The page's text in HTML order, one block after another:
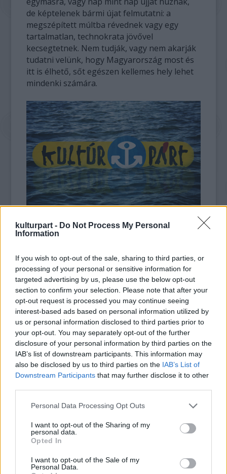
kulturpart - Do Not Process My Personal
Information
If you wish to opt-out of the sale, sharing to third parties, or
processing of your personal or sensitive information for
targeted advertising by us, please use the below opt-out
section to confirm your selection. Please note that after your
opt-out request is processed you may continue seeing
interest-based ads based on personal information utilized by
us or personal information disclosed to third parties prior to
your opt-out. You may separately opt-out of the further
disclosure of your personal information by third parties on the
IAB’s list of downstream participants. This information may
also be disclosed by us to third parties on the IAB’s List of
Downstream Participants that may further disclose it to other
Please note that this website/app uses one or more Google
not limited to your visit or usage behaviour. You may click to
grant or deny consent to Google and its third-party tags to
use your data for below specified purposes in below Google
consent section.
Personal Data Processing Opt Outs
I want to opt-out of the Sharing of my
personal data.
Opted In
I want to opt-out of the Sale of my
Personal Data.
de képtelenek bármi újat felmutatni: a
megszépített múltba révednek vagy egy
tartalmatlan, technokrata jövővel
kecsegtetnek. Nem tudják, vagy nem akarják
tudatni velünk, hogy Magyarország most és
itt is élhető, sőt egészen kellemes hely lehet
mindenki számára.
Mindazokat szeretettel várjuk, akiknek
a Másik Magyarországnak a létezéséről: első
lépésbene virtuális fórumonbemutatva
értékeit, kis- és nagyszerűségeit. A
MásikMagyarországot sem kitalálni, sem
megálmodni nem kell, és éppen ebben rejlik
egyedülállósága: olyan hely ugyanis, ahol
bárki jelentkezhet állampolgárságért, ahová
bárki emigrálhat, betelepülhet, ahol nem kell
kitelepítéstől tartani, ahol bárki elmondhatja
élményeit, ötleteit, elképzeléseit. Lehet írni
bármiről, egy jó fesztiválról, egy kellemes
megvilágosult hajnali pillanatról, amelyben
eltűnt az Egyik és a Másik közötti különbség
látszata.
Manapság nagyon elmosódottak a határok a
virtuális és a hagyományos, jelzők nélküli